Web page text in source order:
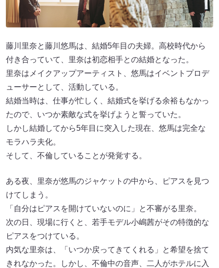
藤川里奈と藤川悠馬は、結婚5年目の夫婦。高校時代から
付き合っていて、里奈は初恋相手との結婚となった。
里奈はメイクアップアーティスト、悠馬はイベントプロデ
ューサーとして、活動している。
結婚当時は、仕事が忙しく、結婚式を挙げる余裕もなかっ
たので、いつか素敵な式を挙げようと誓っていた。
しかし結婚してから5年目に突入した現在、悠馬は完全な
モラハラ夫化。
そして、不倫していることが発覚する。
ある夜、里奈が悠馬のジャケットの中から、ピアスを見つ
けてしまう。
「自分はピアスを開けていないのに」と不審がる里奈。
次の日、現場に行くと、若手モデル小嶋茜がその特徴的な
ピアスをつけている。
内気な里奈は、「いつか戻ってきてくれる」と希望を捨て
きれなかった。しかし、不倫中の音声、二人がホテルに入